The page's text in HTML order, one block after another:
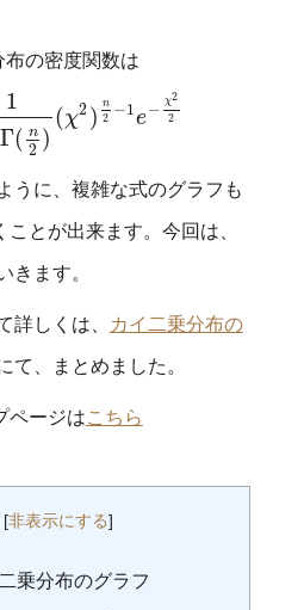
布の密度関数は
1
Γ( n
2 )
(χ2 ) n
2 −1e− χ2
2
(n2)(χ2 )n2 − 1 −χ2
うに、複雑な式のグラフも
とが出来ます。今回は、
きます。
詳しくは、 カイ二乗分布の
て、まとめました。
ページはこちら
[非表示にする]
乗分布のグラフ